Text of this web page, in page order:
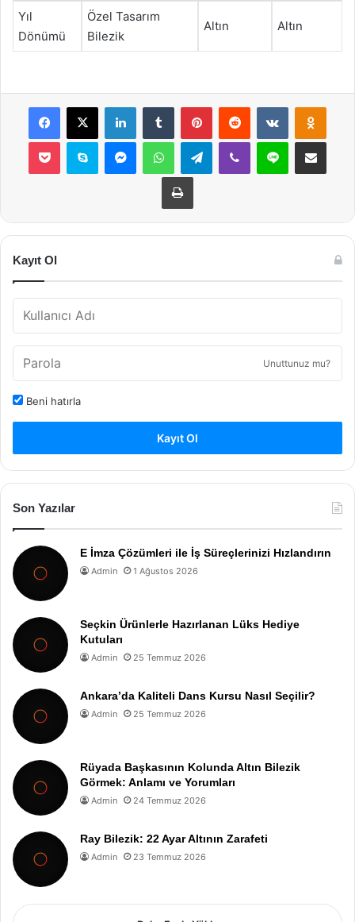
Yıl
Dönümü
Özel Tasarım
Bilezik
Altın Altın
Facebook
X LinkedInTumblr PinterestReddit VKontakte
Pocket Skype MessengerWhatsAppTelegramViber Line E-Posta ile
Yazdır
Kayıt Ol
Unuttunuz mu?
Beni hatırla
Kayıt Ol
Son Yazılar
E İmza Çözümleri ile İş Süreçlerinizi Hızlandırın
Admin 1 Ağustos 2026
Seçkin Ürünlerle Hazırlanan Lüks Hediye
Kutuları
Admin 25 Temmuz 2026
Ankara’da Kaliteli Dans Kursu Nasıl Seçilir?
Admin 25 Temmuz 2026
Rüyada Başkasının Kolunda Altın Bilezik
Görmek: Anlamı ve Yorumları
Admin 24 Temmuz 2026
Ray Bilezik: 22 Ayar Altının Zarafeti
Admin 23 Temmuz 2026